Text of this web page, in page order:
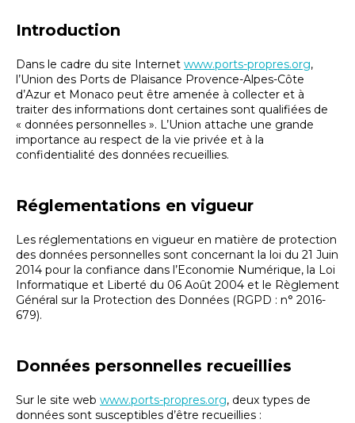
Introduction
Dans le cadre du site Internet www.ports-propres.org,
l’Union des Ports de Plaisance Provence-Alpes-Côte
d’Azur et Monaco peut être amenée à collecter et à
traiter des informations dont certaines sont qualifiées de
« données personnelles ». L’Union attache une grande
importance au respect de la vie privée et à la
confidentialité des données recueillies.
Réglementations en vigueur
Les réglementations en vigueur en matière de protection
des données personnelles sont concernant la loi du 21 Juin
2014 pour la confiance dans l’Economie Numérique, la Loi
Informatique et Liberté du 06 Août 2004 et le Règlement
Général sur la Protection des Données (RGPD : n° 2016-
679).
Données personnelles recueillies
Sur le site web www.ports-propres.org, deux types de
données sont susceptibles d’être recueillies :